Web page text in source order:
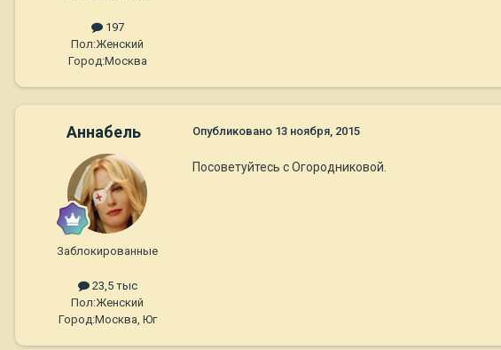
197
Пол:Женский
Город:Москва
Aннaбель
Заблокированные
23,5 тыс
Пол:Женский
Город:Москва, Юг
Опубликовано 13 ноября, 2015
Посоветуйтесь с Огородниковой.